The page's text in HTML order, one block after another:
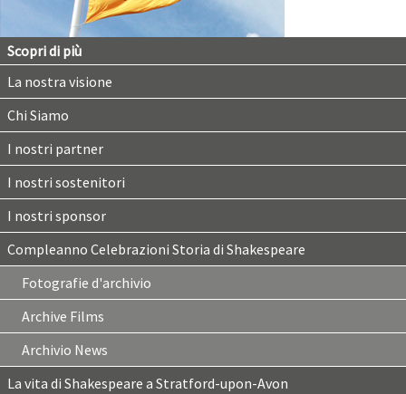
Scopri di più
La nostra visione
Chi Siamo
I nostri partner
I nostri sostenitori
I nostri sponsor
Compleanno Celebrazioni Storia di Shakespeare
Fotografie d'archivio
Archive Films
Archivio News
La vita di Shakespeare a Stratford-upon-Avon